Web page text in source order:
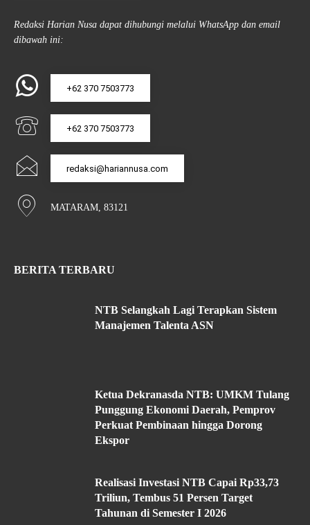
Redaksi Harian Nusa dapat dihubungi melalui WhatsApp dan email
dibawah ini:
+62 370 7503773
+62 370 7503773
redaksi@hariannusa.com
MATARAM, 83121
BERITA TERBARU
NTB Selangkah Lagi Terapkan Sistem
Manajemen Talenta ASN
Ketua Dekranasda NTB: UMKM Tulang
Punggung Ekonomi Daerah, Pemprov
Perkuat Pembinaan hingga Dorong
Ekspor
Realisasi Investasi NTB Capai Rp33,73
Triliun, Tembus 51 Persen Target
Tahunan di Semester I 2026